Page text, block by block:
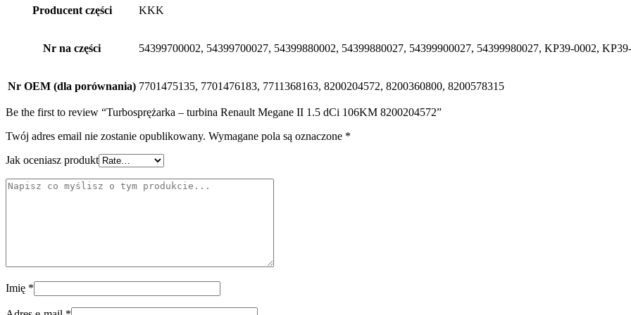
Producent części KKK
Nr na części 54399700002, 54399700027, 54399880002, 54399880027, 54399900027, 54399980027, KP39-0002,
Nr OEM (dla porównania) 7701475135, 7701476183, 7711368163, 8200204572, 8200360800, 8200578315
Be the first to review “Turbosprężarka – turbina Renault Megane II 1.5 dCi 106KM 8200204572”
Twój adres email nie zostanie opublikowany. Wymagane pola są oznaczone *
Jak oceniasz produkt
Imię *